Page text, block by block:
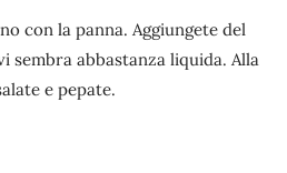
con la panna. Aggiungete del
sembra abbastanza liquida. Alla
e pepate.